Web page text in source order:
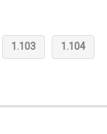
1.103 1.104